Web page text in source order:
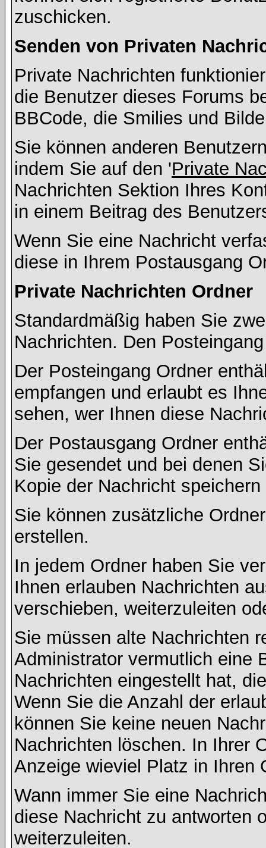
zuschicken.
Senden von Privaten
Private Nachrichten
die Benutzer dieses Forums
BBCode, die Smilies und
Sie können anderen
indem Sie auf den 'Private
Nachrichten Sektion Ihres
in einem Beitrag des
Wenn Sie eine Nachricht
diese in Ihrem Postausgang
Private Nachrichten Ordner
Standardmäßig haben Sie
Nachrichten. Den
Der Posteingang Ordner
empfangen und erlaubt es
sehen, wer Ihnen diese
Der Postausgang Ordner
Sie gesendet und bei denen
Kopie der Nachricht
Sie können zusätzliche
erstellen.
In jedem Ordner haben Sie
Ihnen erlauben Nachrichten
verschieben, weiterzuleiten
Sie müssen alte Nachrichten
Administrator vermutlich eine
Nachrichten eingestellt hat,
Wenn Sie die Anzahl der
können Sie keine neuen
Nachrichten löschen. In Ihrer
Anzeige wieviel Platz in Ihren
Wann immer Sie eine
diese Nachricht zu antworten
weiterzuleiten.